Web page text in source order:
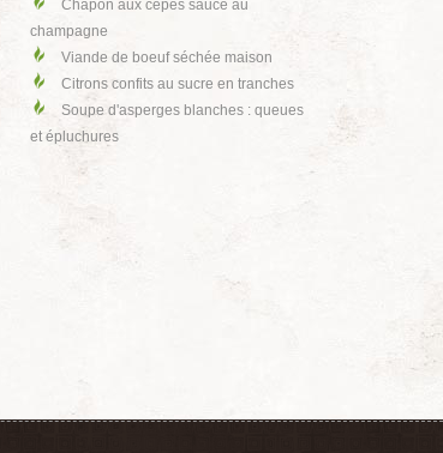
Chapon aux cèpes sauce au
champagne
Viande de boeuf séchée maison
Citrons confits au sucre en tranches
Soupe d'asperges blanches : queues
et épluchures